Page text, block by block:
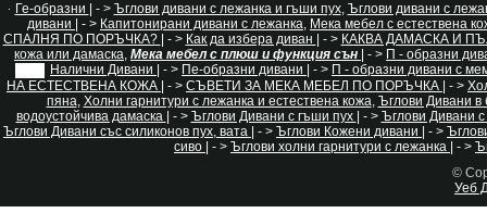
Ге-образни | - > Ъглови дивани с лежанка и гъши пух, Ъглови дивани с
дивани
| - > Капитонирани дивани с лежанка, Мека мебел с естествена
СПАЛНЯ ПО ПОРЪЧКА?
| - > Как да избера диван | - > КАКВА ДАМАСКА И
кожа или дамаска, Мека мебел с плюш и функция сън | - > П - образни
Налични Дивани
| - > Пе-образни дивани | - > П - образни дивани с
НА ЕСТЕСТВЕНА КОЖА | - > СЪВЕТИ ЗА МЕКА МЕБЕЛ ПО ПОРЪЧКА | - >
пяна, Холни гарнитури с лежанка и естествена кожа, Ъглови Дивани в
водоустойчива дамаска | - > Ъглови Дивани с гъши пух | - > Ъглови Дивани
Ъглови Дивани със силиконов пух, вата | - > Ъглови Кожени дивани | - >
сиво | - > Ъглови холни гарнитури с лежанка | - >
©
Уеб